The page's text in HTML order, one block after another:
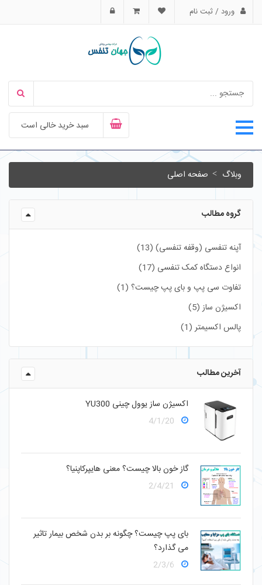
ورود / ثبت نام
سبد خرید خالی است
وبلاگ صفحه اصلی
گروه مطالب
آپنه تنفسی (وقفه تنفسی) (13)
انواع دستگاه کمک تنفسی (17)
تفاوت سی پپ و بای پپ چیست؟ (1)
اکسیژن ساز (5)
پالس اکسیمتر (1)
آخرین مطالب
اکسیژن ساز یوول چینی YU300
گاز خون بالا چیست؟ معنی هایپرکاپنیا؟
بای پپ چیست؟ چگونه بر بدن شخص بیمار تاثیر
می گذارد؟